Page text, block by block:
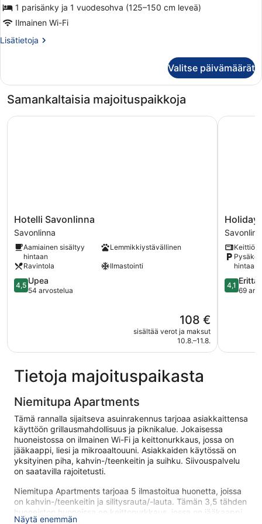
1 parisänky ja 1 vuodesohva (125–150 cm leveä)
Ilmainen Wi-Fi
Lisätietoja
Lisätietoja
Valitse päivämäärät
Samankaltaisia majoituspaikkoja
Hotelli
Savonlinna
Savonlinna
Hotelli Savonlinna
Savonlinna
Aamiainen sisältyy
hintaan
Lemmikkiystävällinen
Ravintola Ilmastointi
4.5
kautta
4,5 Upea
54 arvostelua
Hinta
on
108 €
108 €
sisältää verot ja maksut
10.8.–11.8.
Hotelli Savonlinna
Holiday
Resort
Harjun
Portti
Holiday
Keittiö
hintaan
4.1
kautta
4,1
69
Holiday
Tietoja majoituspaikasta
Niemitupa Apartments
Tämä rannalla sijaitseva asuinrakennus tarjoaa asiakkaittensa
käyttöön grillausmahdollisuus ja piknikalue. Jokaisessa
huoneistossa on ilmainen Wi-Fi ja keittonurkkaus, jossa on
jääkaappi, liesi ja mikroaaltouuni. Asiakkaiden käytössä on
yksityinen piha, kahvin-/teenkeitin ja suihku. Siivouspalvelu
on saatavilla rajoitetusti.
Niemitupa Apartments tarjoaa 5 ilmastoitua huonetta, joissa
on kahvin-/teenkeitin ja silitysrauta/-lauta. Tämän 3,5 tähden
huoneiston huoneissa on keittonurkkaus, jossa on jääkaappi,
Näytä enemmän